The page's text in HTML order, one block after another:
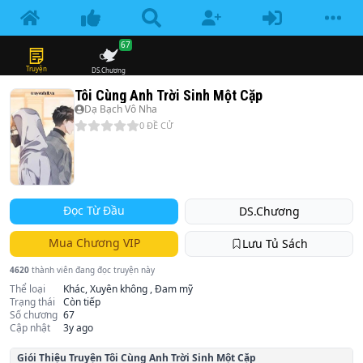
Truyện DS.Chương
67
Tôi Cùng Anh Trời Sinh Một Cặp
Dạ Bạch Vô Nha
0 ĐỀ CỬ
Đọc Từ Đầu DS.Chương
Mua Chương VIP Lưu Tủ Sách
4620 thành viên đang đọc truyện này
Thể loại
Khác, Xuyên không , Đam mỹ
Trạng thái
Còn tiếp
Số chương 67
Cập nhật
3y ago
Giói Thiệu Truyện Tôi Cùng Anh Trời Sinh Một Cặp